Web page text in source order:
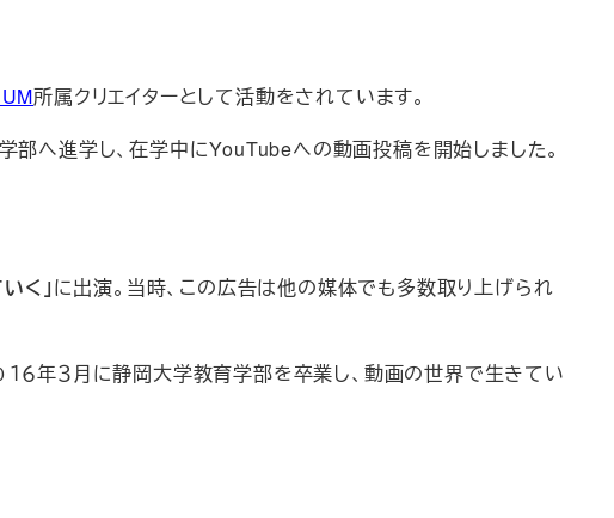
所属クリエイターとして活動をされています。
部へ進学し、在学中にYouTubeへの動画投稿を開始しました。
く」に出演。当時、この広告は他の媒体でも多数取り上げられ
１６年３月に静岡大学教育学部を卒業し、動画の世界で生きてい